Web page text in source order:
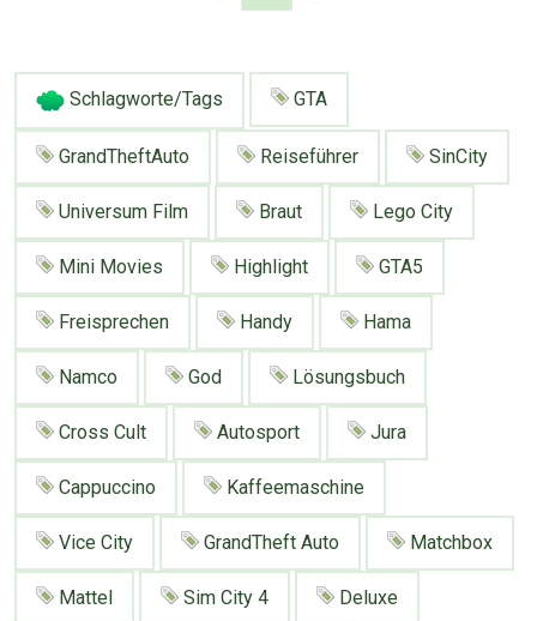
Schlagworte/Tags GTA
GrandTheftAuto Reiseführer SinCity
Universum Film Braut Lego City
Mini Movies Highlight GTA5
Freisprechen Handy Hama
Namco God Lösungsbuch
Cross Cult Autosport Jura
Cappuccino Kaffeemaschine
Vice City GrandTheft Auto Matchbox
Mattel Sim City 4 Deluxe